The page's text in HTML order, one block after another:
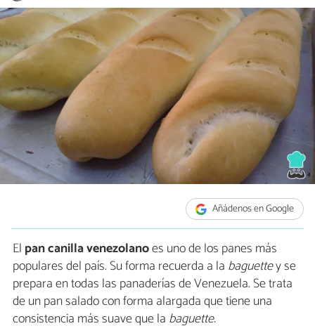
Añádenos en Google
El pan canilla venezolanoes uno de los panes más
populares del país. Su forma recuerda a la baguettey se
prepara en todas las panaderías de Venezuela. Se trata
de un pan salado con forma alargada que tiene una
consistencia más suave que la baguette.